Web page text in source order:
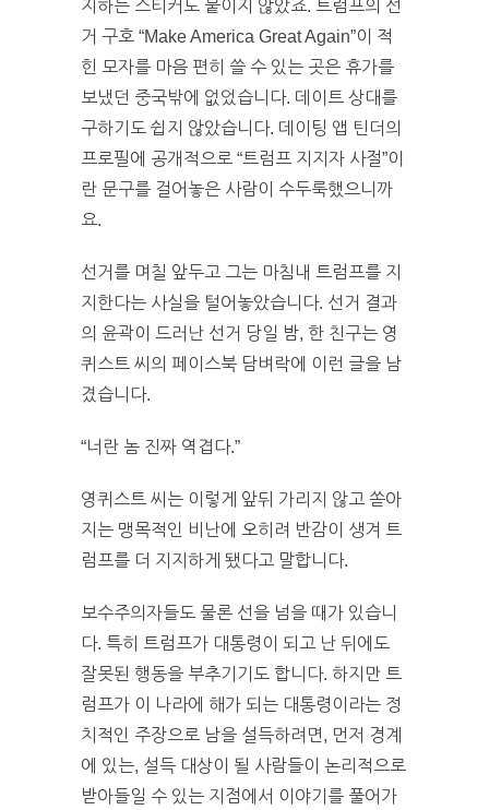
지하는 스티커도 붙이지 않았죠. 트럼프의 선
거 구호 “Make America Great Again”이 적
힌 모자를 마음 편히 쓸 수 있는 곳은 휴가를
보냈던 중국밖에 없었습니다. 데이트 상대를
구하기도 쉽지 않았습니다. 데이팅 앱 틴더의
프로필에 공개적으로 “트럼프 지지자 사절”이
란 문구를 걸어놓은 사람이 수두룩했으니까
요.
선거를 며칠 앞두고 그는 마침내 트럼프를 지
지한다는 사실을 털어놓았습니다. 선거 결과
의 윤곽이 드러난 선거 당일 밤, 한 친구는 영
퀴스트 씨의 페이스북 담벼락에 이런 글을 남
겼습니다.
“너란 놈 진짜 역겹다.”
영퀴스트 씨는 이렇게 앞뒤 가리지 않고 쏟아
지는 맹목적인 비난에 오히려 반감이 생겨 트
럼프를 더 지지하게 됐다고 말합니다.
보수주의자들도 물론 선을 넘을 때가 있습니
다. 특히 트럼프가 대통령이 되고 난 뒤에도
잘못된 행동을 부추기기도 합니다. 하지만 트
럼프가 이 나라에 해가 되는 대통령이라는 정
치적인 주장으로 남을 설득하려면, 먼저 경계
에 있는, 설득 대상이 될 사람들이 논리적으로
받아들일 수 있는 지점에서 이야기를 풀어가